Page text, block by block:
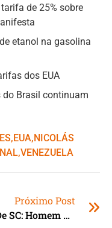
de 25% sobre
etanol na gasolina
dos EUA
do Brasil continuam
,ㅤ EUA,ㅤ NICOLÁS
,ㅤVENEZUELA
Próximo Post
Sul De SC: Homem Em Regime Aberto É Pego Traficando E Tenta Subornar PMs Para Não Ser Preso